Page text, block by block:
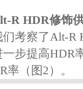
R HDR修饰
们考察了Alt-R
一步提高HDR
率（图2）。